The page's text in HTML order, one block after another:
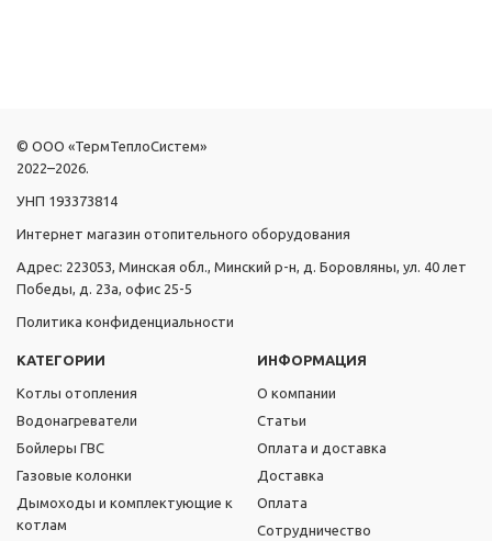
© ООО «ТермТеплоСистем»
2022–2026.
УНП 193373814
Интернет магазин отопительного оборудования
Адрес: 223053, Минская обл., Минский р-н, д. Боровляны, ул. 40 лет
Победы, д. 23а, офис 25-5
Политика конфиденциальности
КАТЕГОРИИ
Котлы отопления
Водонагреватели
Бойлеры ГВС
Газовые колонки
Дымоходы и комплектующие к
котлам
ИНФОРМАЦИЯ
О компании
Статьи
Оплата и доставка
Доставка
Оплата
Сотрудничество